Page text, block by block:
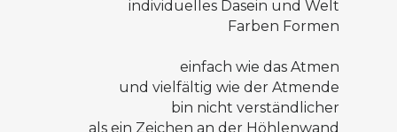
individuelles Dasein und Welt
Farben Formen
einfach wie das Atmen
und vielfältig wie der Atmende
bin nicht verständlicher
als ein Zeichen an der Höhlenwand